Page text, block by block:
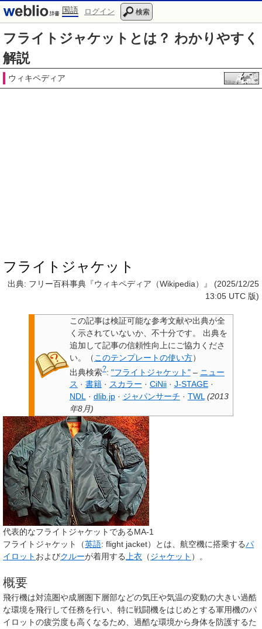
国語 ログイン 検索
フライトジャケットとは？ わかりやすく
解説
ウィキペディア
フライトジャケット
出典: フリー百科事典『ウィキペディア（Wikipedia）』 (2025/12/25
13:05 UTC 版)
この記事は検証可能な参考文献や出典が全
く示されていないか、不十分です。
出典を
追加して記事の信頼性向上にご協力くださ
い。
（ このテンプレートの使い方）
出典検索?: "フライトジャケット"– ニュー
ス · 書籍 · スカラー · CiNii · J-STAGE ·
NDL · dlib.jp · ジャパンサーチ · TWL (2013
年8月)
代表的なフライトジャケットであるMA-1
フライトジャケット
（英語: flight jacket）とは、航空機に搭乗するパ
イロット およびクルーが着用する 上衣 （ジャケット ）。
概要
飛行機は対流圏や成層圏下層部などの気圧や気温の変動の大きい過酷
な環境を飛行して任務を行い、特に戦闘機をはじめとする軍用機のパ
イロットの疲労度も高くなるため、過酷な環境から身体を防護するた